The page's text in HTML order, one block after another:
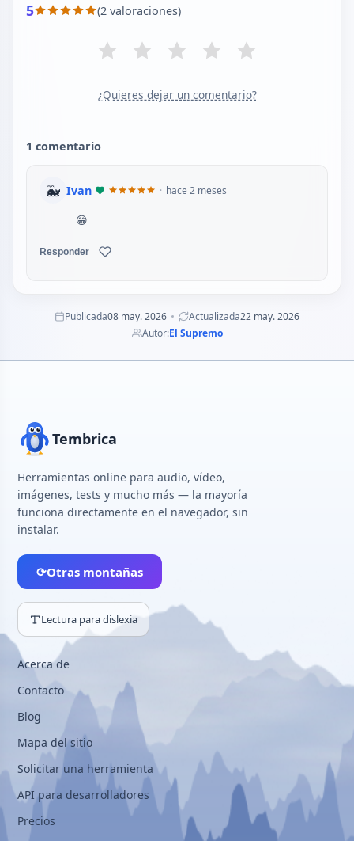
5 (2 valoraciones)
¿Quieres dejar un comentario?
1 comentario
🐳 Ivan hace 2 meses
😁
Responder
Publicada08 may. 2026 Actualizada22 may. 2026
Autor:El Supremo
Tembrica
Herramientas online para audio, vídeo,
imágenes, tests y mucho más — la mayoría
funciona directamente en el navegador, sin
instalar.
⟳Otras montañas
Lectura para dislexia
Acerca de
Contacto
Blog
Mapa del sitio
Solicitar una herramienta
API para desarrolladores
Precios